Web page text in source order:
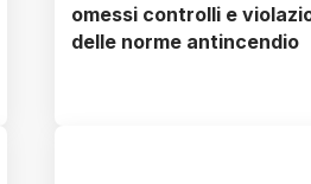
omessi controlli e
delle norme antincendio